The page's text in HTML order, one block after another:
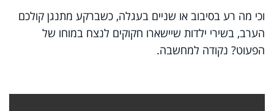
וכי מה רע בסיבוב או שניים בעגלה, כשברקע מתנגן קולכם
הערב, בשירי ילדות שיישארו חקוקים לנצח במוחו של
הפעוט? נקודה למחשבה.